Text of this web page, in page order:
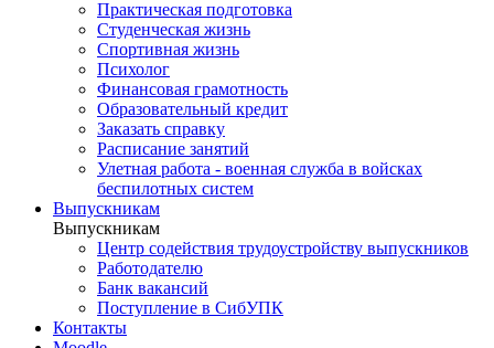
Практическая подготовка
Студенческая жизнь
Спортивная жизнь
Психолог
Финансовая грамотность
Образовательный кредит
Заказать справку
Расписание занятий
Улетная работа - военная служба в войсках
беспилотных систем
Выпускникам
Выпускникам
Центр содействия трудоустройству выпускников
Работодателю
Банк вакансий
Поступление в СибУПК
Контакты